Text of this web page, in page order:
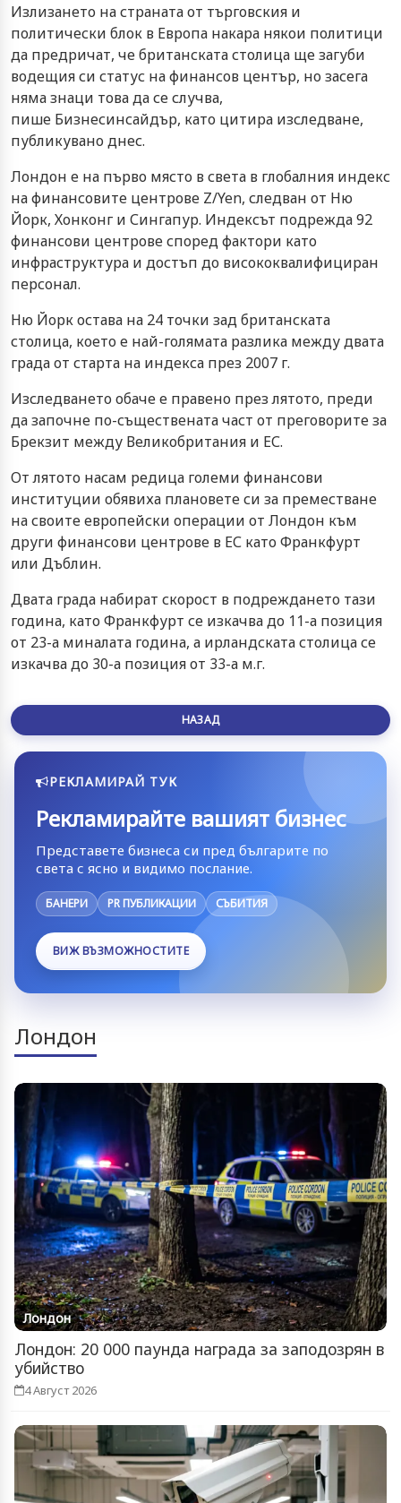
Излизането на страната от търговския и
политически блок в Европа накара някои политици
да предричат, че британската столица ще загуби
водещия си статус на финансов център, но засега
няма знаци това да се случва,
пише Бизнесинсайдър, като цитира изследване,
публикувано днес.
Лондон е на първо място в света в глобалния индекс
на финансовите центрове Z/Yen, следван от Ню
Йорк, Хонконг и Сингапур. Индексът подрежда 92
финансови центрове според фактори като
инфраструктура и достъп до висококвалифициран
персонал.
Ню Йорк остава на 24 точки зад британската
столица, което е най-голямата разлика между двата
града от старта на индекса през 2007 г.
Изследването обаче е правено през лятото, преди
да започне по-съществената част от преговорите за
Брекзит между Великобритания и ЕС.
От лятото насам редица големи финансови
институции обявиха плановете си за преместване
на своите европейски операции от Лондон към
други финансови центрове в ЕС като Франкфурт
или Дъблин.
Двата града набират скорост в подреждането тази
година, като Франкфурт се изкачва до 11-а позиция
от 23-а миналата година, а ирландската столица се
изкачва до 30-а позиция от 33-а м.г.
НАЗАД
РЕКЛАМИРАЙ ТУК
Рекламирайте вашият бизнес
Представете бизнеса си пред българите по
света с ясно и видимо послание.
БАНЕРИ PR ПУБЛИКАЦИИ СЪБИТИЯ
ВИЖ ВЪЗМОЖНОСТИТЕ
Лондон
Лондон
Лондон: 20 000 паунда награда за заподозрян в
убийство
4 Август 2026